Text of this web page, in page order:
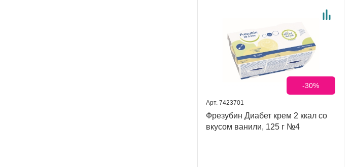
-30%
Арт. 7423701
Фрезубин Диабет крем 2 ккал со
вкусом ванили, 125 г №4